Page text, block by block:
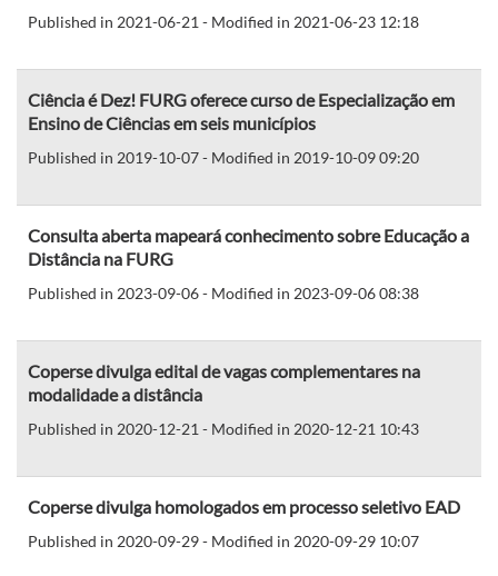
Published in 2021-06-21 - Modified in 2021-06-23 12:18
Ciência é Dez! FURG oferece curso de Especialização em
Ensino de Ciências em seis municípios
Published in 2019-10-07 - Modified in 2019-10-09 09:20
Consulta aberta mapeará conhecimento sobre Educação a
Distância na FURG
Published in 2023-09-06 - Modified in 2023-09-06 08:38
Coperse divulga edital de vagas complementares na
modalidade a distância
Published in 2020-12-21 - Modified in 2020-12-21 10:43
Coperse divulga homologados em processo seletivo EAD
Published in 2020-09-29 - Modified in 2020-09-29 10:07